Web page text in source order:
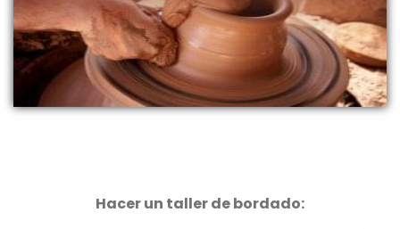
Hacer un taller de bordado: